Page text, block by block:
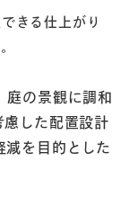
きる仕上がり
庭の景観に調和
した配置設計
を目的とした